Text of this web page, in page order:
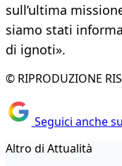
sull’ultima
siamo stati
di ignoti».
© RIPRODUZIONE
Seguici anche
Altro di Attualità